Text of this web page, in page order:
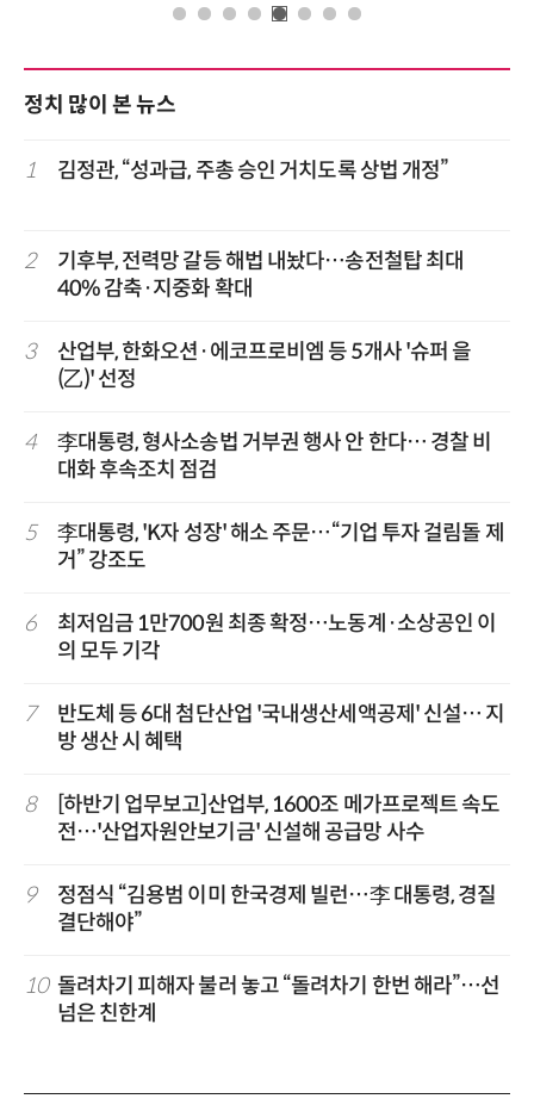
정치 많이 본 뉴스
1 김정관, “성과급, 주총 승인 거치도록 상법 개정”
2
기후부, 전력망 갈등 해법 내놨다…송전철탑 최대
40% 감축·지중화 확대
3
산업부, 한화오션·에코프로비엠 등 5개사 '슈퍼 을
(乙)' 선정
4
李대통령, 형사소송법 거부권 행사 안 한다… 경찰 비
대화 후속조치 점검
5
李대통령, 'K자 성장' 해소 주문…“기업 투자 걸림돌 제
거” 강조도
6
최저임금 1만700원 최종 확정…노동계·소상공인 이
의 모두 기각
7
반도체 등 6대 첨단산업 '국내생산세액공제' 신설… 지
방 생산 시 혜택
8
[하반기 업무보고]산업부, 1600조 메가프로젝트 속도
전…'산업자원안보기금' 신설해 공급망 사수
9
정점식 “김용범 이미 한국경제 빌런…李 대통령, 경질
결단해야”
10 돌려차기 피해자 불러 놓고 “돌려차기 한번 해라”…선
넘은 친한계